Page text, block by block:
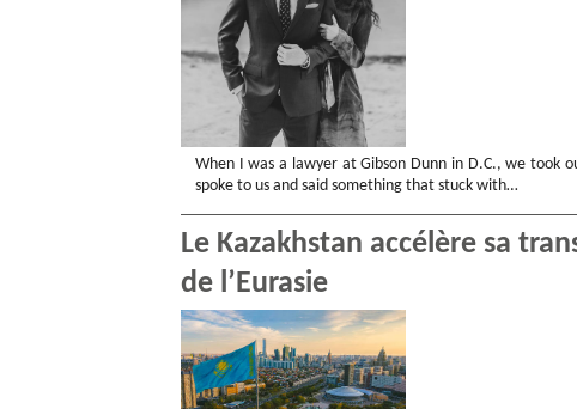
When I was a lawyer at Gibson Dunn in D.C., we took
spoke to us and said something that stuck with…
Le Kazakhstan accélère sa
de l’Eurasie